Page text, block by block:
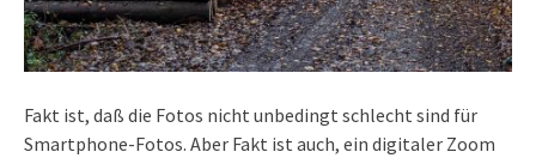
Fakt ist, daß die Fotos nicht unbedingt schlecht sind für
Smartphone-Fotos. Aber Fakt ist auch, ein digitaler Zoom